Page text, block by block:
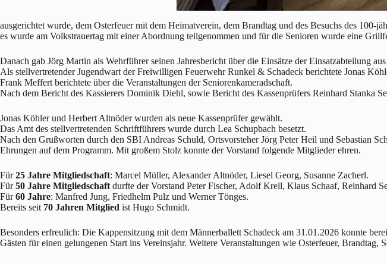
ausgerichtet wurde, dem Osterfeuer mit dem Heimatverein, dem Brandtag und des Besuchs des
es wurde am Volkstrauertag mit einer Abordnung teilgenommen und für die Senioren wurde eine
Danach gab Jörg Martin als Wehrführer seinen Jahresbericht über die Einsätze der Einsatzabteilung
Als stellvertretender Jugendwart der Freiwilligen Feuerwehr Runkel & Schadeck berichtete Jonas
Frank Meffert berichtete über die Veranstaltungen der Seniorenkameradschaft.
Nach dem Bericht des Kassierers Dominik Diehl, sowie Bericht des Kassenprüfers Reinhard Stanka
Jonas Köhler und Herbert Altnöder wurden als neue Kassenprüfer gewählt.
Das Amt des stellvertretenden Schriftführers wurde durch Lea Schupbach besetzt.
Nach den Grußworten durch den SBI Andreas Schuld, Ortsvorsteher Jörg Peter Heil und Sebastian
Ehrungen auf dem Programm. Mit großem Stolz konnte der Vorstand folgende Mitglieder ehren.
Für25 Jahre Mitgliedschaft: Marcel Müller, Alexander Altnöder, Liesel Georg, Susanne Zacherl.
Für50 Jahre Mitgliedschaft durfte der Vorstand Peter Fischer, Adolf Krell, Klaus Schaaf, Reinhard
Für60 Jahre: Manfred Jung, Friedhelm Pulz und Werner Tönges.
Bereits seit 70 Jahren Mitglied ist Hugo Schmidt.
Besonders erfreulich: Die Kappensitzung mit dem Männerballett Schadeck am 31.01.2026 konnte
Gästen für einen gelungenen Start ins Vereinsjahr. Weitere Veranstaltungen wie Osterfeuer, Brandtag,